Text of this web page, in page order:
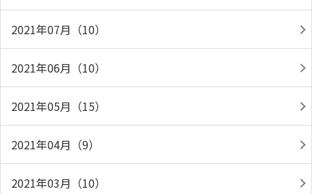
2021年07月（10）
2021年06月（10）
2021年05月（15）
2021年04月（9）
2021年03月（10）